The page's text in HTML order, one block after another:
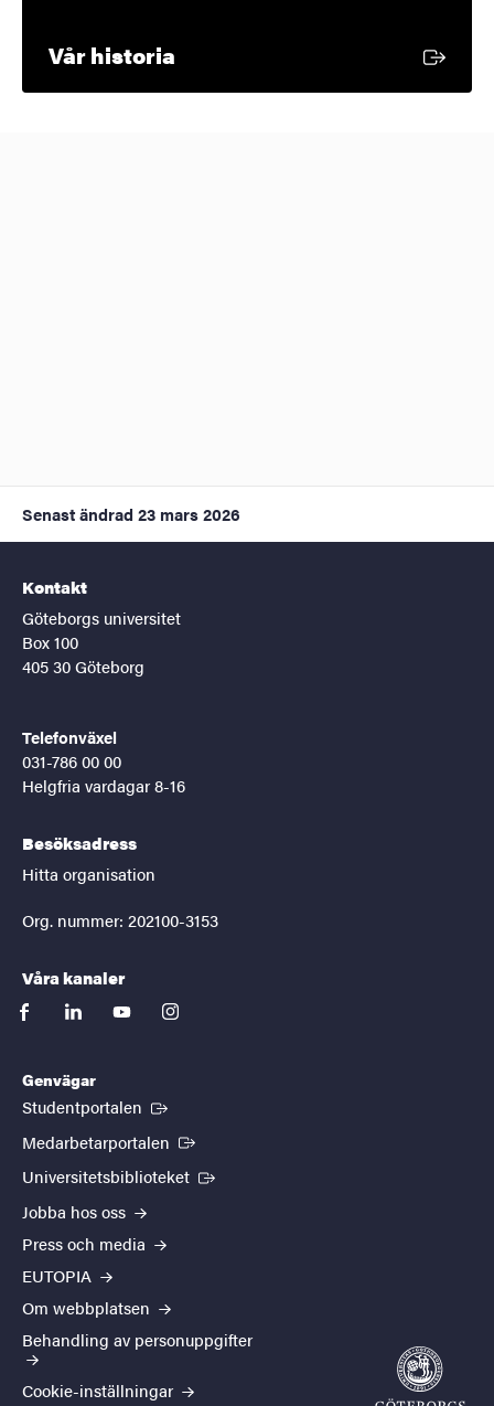
Vår historia
Senast ändrad 23 mars 2026
Kontakt
Göteborgs universitet
Box 100
405 30 Göteborg
Telefonväxel
031-786 00 00
Helgfria vardagar 8-16
Besöksadress
Hitta organisation
Org. nummer: 202100-3153
Våra kanaler
facebooklinkedinyoutubeinstagram
Genvägar
Studentportalen (Extern länk)
Medarbetarportalen (Extern länk)
Universitetsbiblioteket (Extern länk)
Jobba hos oss
Press och media
EUTOPIA
Om webbplatsen
Behandling av personuppgifter
Cookie-inställningar